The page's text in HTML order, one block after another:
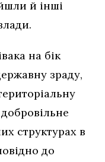
й інші
на бік
зраду,
структурах в
до